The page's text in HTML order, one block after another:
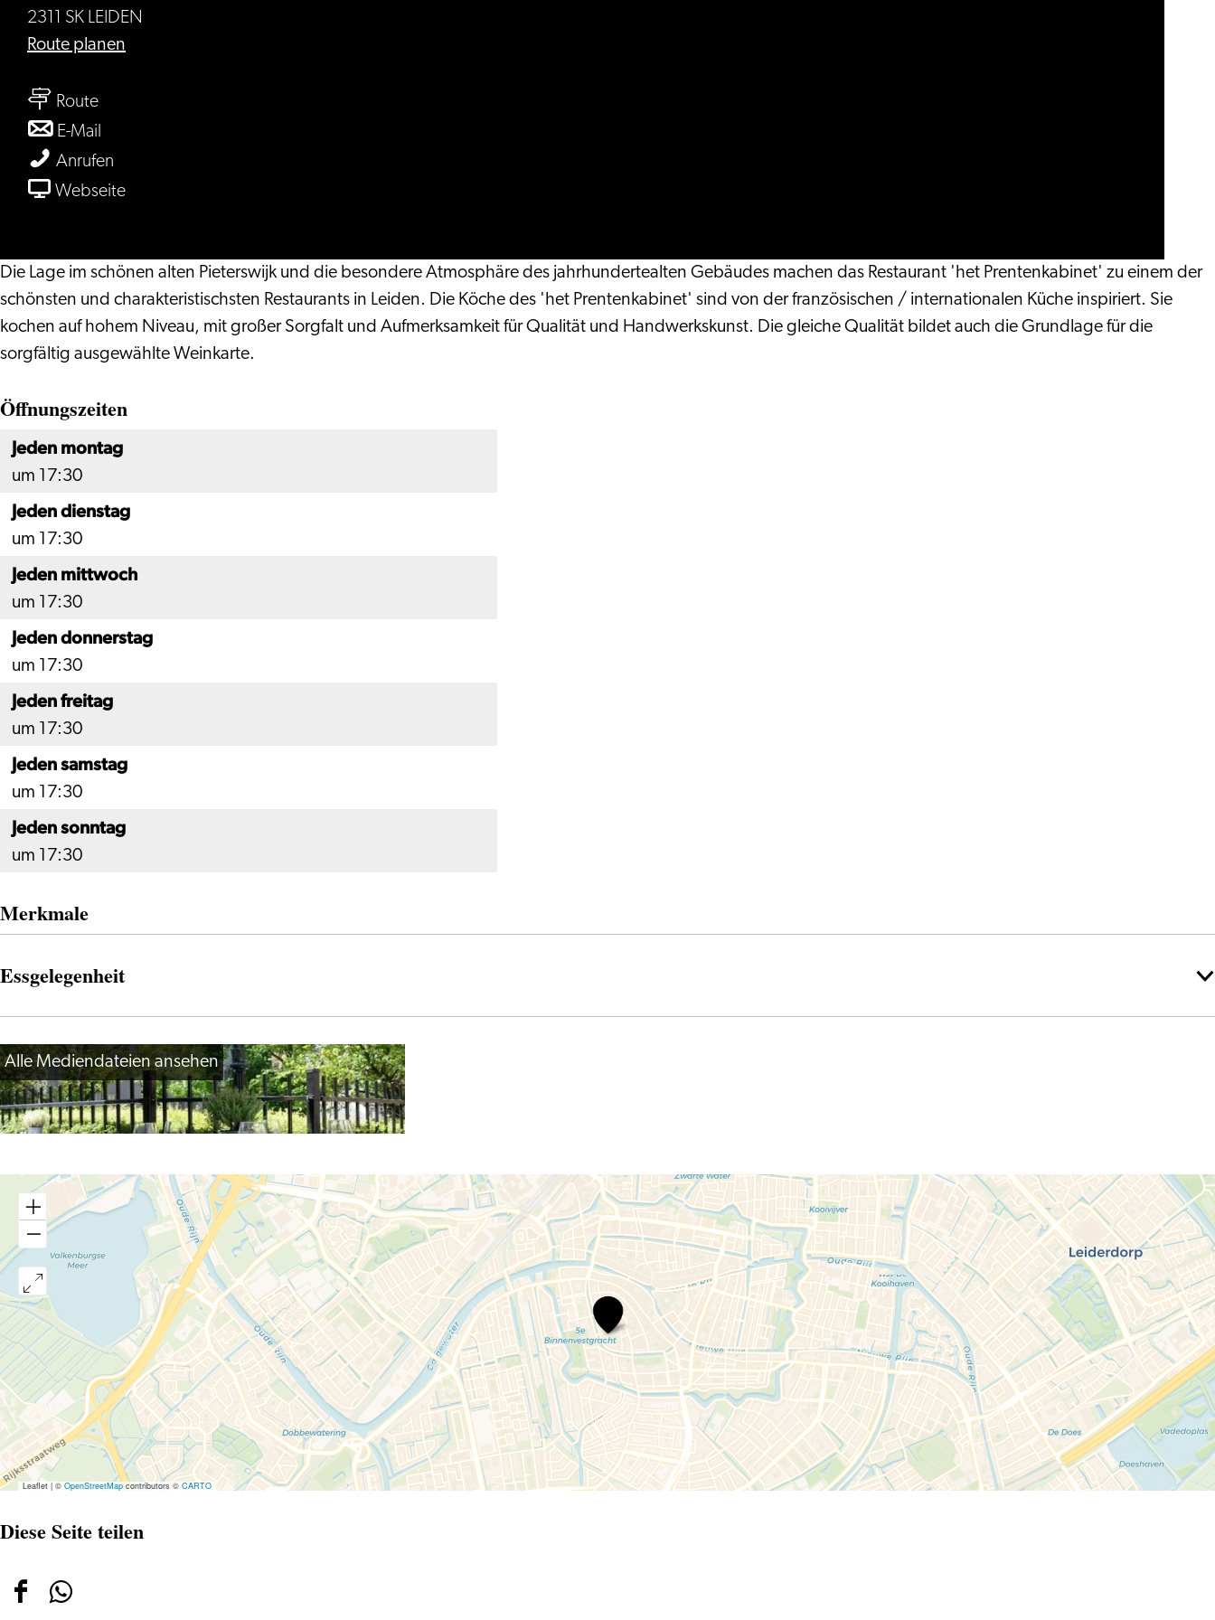
2311 SK LEIDEN
Route planen
Routebis
Restaurant
Het
Prentenkabinet
E-Mail
Restaurant
Het
Anrufen
Het
Webseiteab
Prentenkabinet
Die Lage im schönen alten Pieterswijk und die besondere Atmosphäre des jahrhundertealten Gebäudes machen das Restaurant 'het Prentenkabinet' zu einem der
schönsten und charakteristischsten Restaurants in Leiden. Die Köche des 'het Prentenkabinet' sind von der französischen / internationalen Küche inspiriert. Sie
kochen auf hohem Niveau, mit großer Sorgfalt und Aufmerksamkeit für Qualität und Handwerkskunst. Die gleiche Qualität bildet auch die Grundlage für die
sorgfältig ausgewählte Weinkarte.
Öffnungszeiten
Jeden montag
um 17:30
Jeden dienstag
um 17:30
Jeden mittwoch
um 17:30
Jeden donnerstag
um 17:30
Jeden freitag
um 17:30
Jeden samstag
um 17:30
Jeden sonntag
um 17:30
Merkmale
Essgelegenheit
Alle Mediendateien ansehen
Restaurant
Het
Prentenkabinet
Leaflet|©OpenStreetMapcontributors © CARTO
Diese Seite teilen
DieseDiese